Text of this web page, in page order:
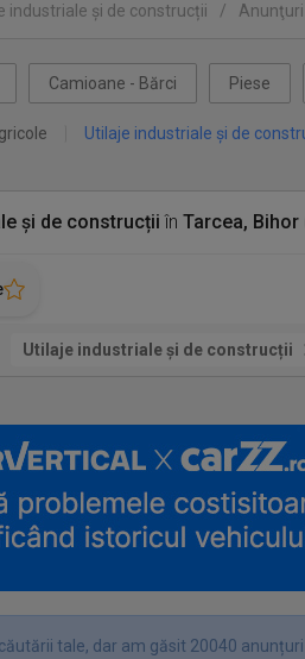
industriale și de construcții /
Camioane - Bărci Piese
Utilaje industriale și de
și de construcții în Tarcea, Bihor
Utilaje industriale și de construcții
tale, dar am găsit 20040